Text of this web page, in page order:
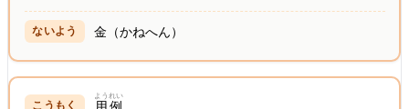
金（かねへん）
ようれい